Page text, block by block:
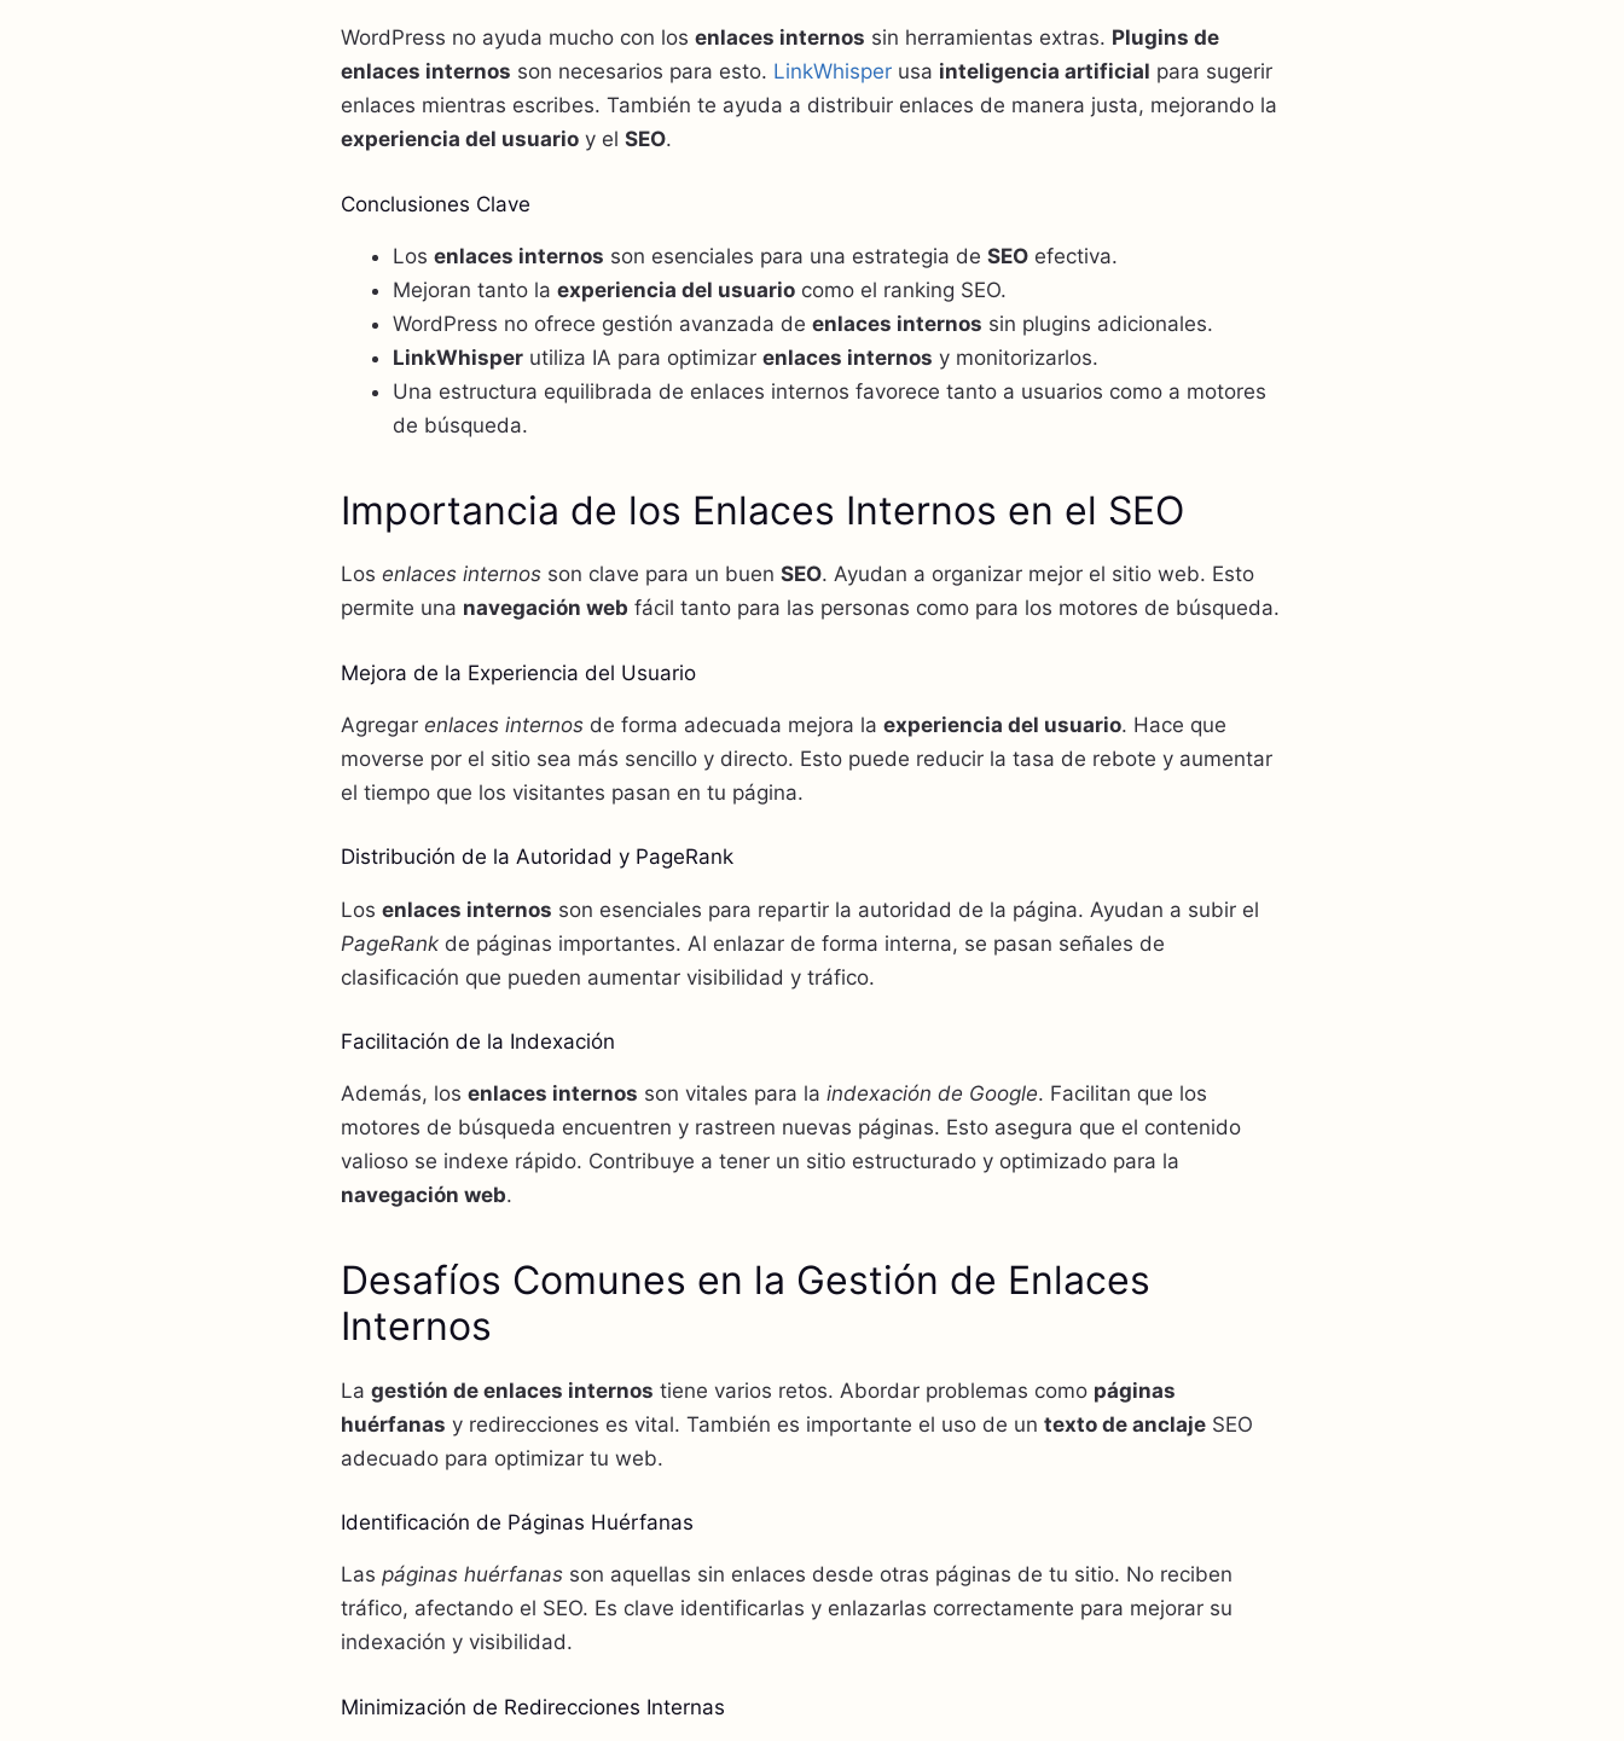
WordPress no ayuda mucho con los enlaces internos sin herramientas extras. Plugins de
enlaces internos son necesarios para esto. LinkWhisper usa inteligencia artificial para sugerir
enlaces mientras escribes. También te ayuda a distribuir enlaces de manera justa, mejorando la
experiencia del usuario y el SEO.
Conclusiones Clave
Los enlaces internos son esenciales para una estrategia de SEOefectiva.
Mejoran tanto la experiencia del usuariocomo el ranking SEO.
WordPress no ofrece gestión avanzada de enlaces internos sin plugins adicionales.
LinkWhisperutiliza IA para optimizar enlaces internos y monitorizarlos.
Una estructura equilibrada de enlaces internos favorece tanto a usuarios como a motores
de búsqueda.
Importancia de los Enlaces Internos en el SEO
Los enlaces internos son clave para un buen SEO. Ayudan a organizar mejor el sitio web. Esto
permite una navegación web fácil tanto para las personas como para los motores de búsqueda.
Mejora de la Experiencia del Usuario
Agregar enlaces internos de forma adecuada mejora la experiencia del usuario. Hace que
moverse por el sitio sea más sencillo y directo. Esto puede reducir la tasa de rebote y aumentar
el tiempo que los visitantes pasan en tu página.
Distribución de la Autoridad y PageRank
Los enlaces internos son esenciales para repartir la autoridad de la página. Ayudan a subir el
PageRank de páginas importantes. Al enlazar de forma interna, se pasan señales de
clasificación que pueden aumentar visibilidad y tráfico.
Facilitación de la Indexación
Además, los enlaces internos son vitales para la indexación de Google. Facilitan que los
motores de búsqueda encuentren y rastreen nuevas páginas. Esto asegura que el contenido
valioso se indexe rápido. Contribuye a tener un sitio estructurado y optimizado para la
navegación web.
Desafíos Comunes en la Gestión de Enlaces
Internos
La gestión de enlaces internos tiene varios retos. Abordar problemas como páginas
huérfanas y redirecciones es vital. También es importante el uso de un texto de anclaje SEO
adecuado para optimizar tu web.
Identificación de Páginas Huérfanas
Las páginas huérfanas son aquellas sin enlaces desde otras páginas de tu sitio. No reciben
tráfico, afectando el SEO. Es clave identificarlas y enlazarlas correctamente para mejorar su
indexación y visibilidad.
Minimización de Redirecciones Internas